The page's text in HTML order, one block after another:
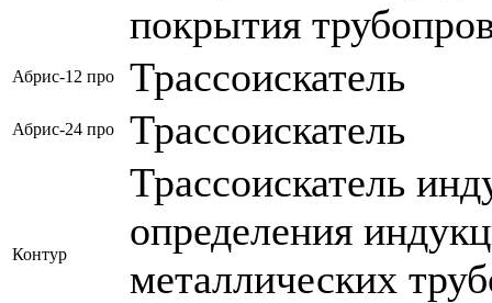
покрытия
Абрис-12 про Трассоискатель
Абрис-24 про Трассоискатель
Контур
Трассоискатель
определения
металлических